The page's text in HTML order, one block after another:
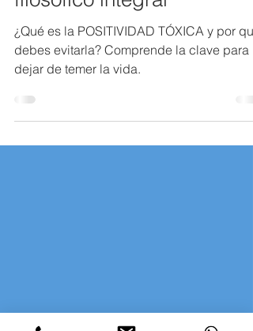
¿Cómo dejar de temer la
vida? | Asesoramiento
filosófico integral
¿Qué es la POSITIVIDAD TÓXICA y por qué
debes evitarla? Comprende la clave para